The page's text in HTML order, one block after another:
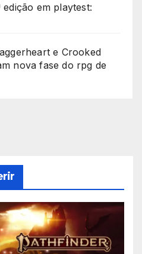
em playtest:
e Crooked
nova fase do rpg de